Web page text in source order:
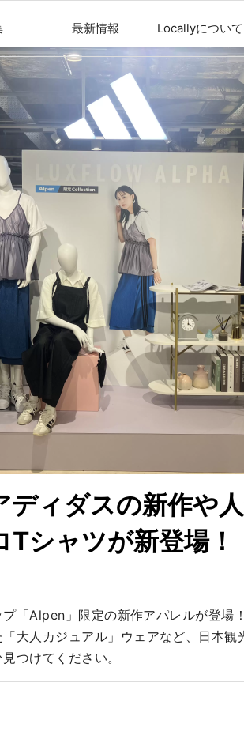
最新情報 Locallyについて
ディダスの新作や
シャツが新登場！
「Alpen」限定の新作アパレルが登場
大人カジュアル」ウェアなど、日本観
つけてください。